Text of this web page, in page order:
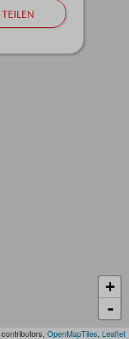
+
-
contributors, OpenMapTiles Leaflet
teilen